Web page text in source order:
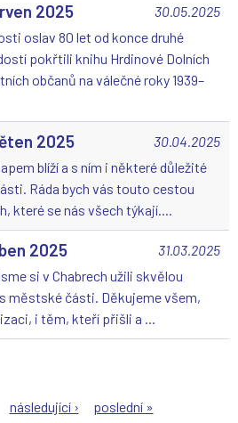
30.05.2025
2025
oslav 80 let od konce druhé
pokřtili knihu Hrdinové Dolních
občanů na válečné roky 1939–
30.04.2025
2025
blíží a s ním i některé důležité
Ráda bych vás touto cestou
které se nás všech týkají....
31.03.2025
2025
si v Chabrech užili skvělou
městské části. Děkujeme všem,
i těm, kteří přišli a ...
následující › poslední »